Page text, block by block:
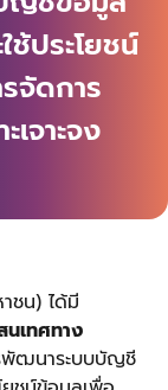
ประโยชน์
จัดการ
จาะจง
ชน) ได้มี
นเทศทาง
พัฒนาระบบบัญชี